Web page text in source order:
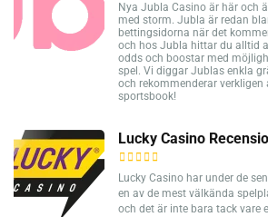
Nya Jubla Casino är här och
med storm. Jubla är redan
bettingsidorna när det
och hos Jubla hittar du alltid
odds och boostar med
spel. Vi diggar Jublas enkla
och rekommenderar verkligen
sportsbook!
Lucky Casino
Lucky Casino har under de
en av de mest välkända
och det är inte bara tack vare